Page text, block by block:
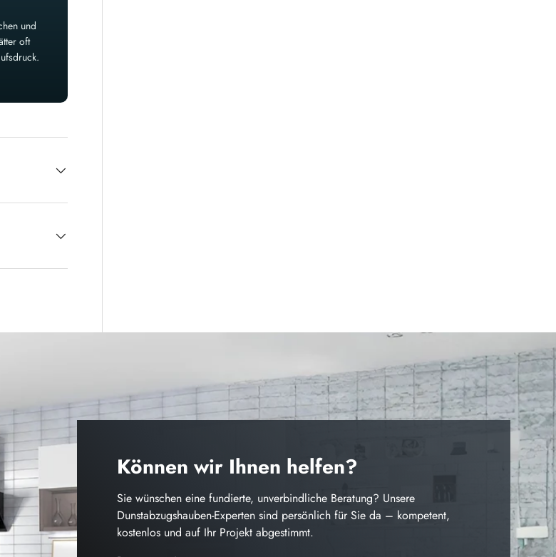
und
oft
Können wir Ihnen helfen?
Sie wünschen eine fundierte, unverbindliche Beratung? Unsere
Dunstabzugshauben-Experten sind persönlich für Sie da – kompetent,
kostenlos und auf Ihr Projekt abgestimmt.